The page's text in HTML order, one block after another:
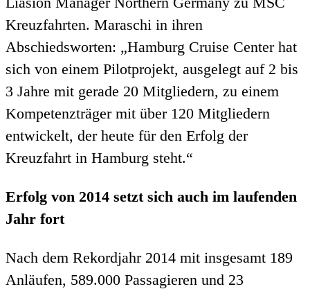
Kreuzfahrten. Maraschi in ihren
Abschiedsworten: „Hamburg Cruise Center hat
sich von einem Pilotprojekt, ausgelegt auf 2 bis
3 Jahre mit gerade 20 Mitgliedern, zu einem
Kompetenzträger mit über 120 Mitgliedern
entwickelt, der heute für den Erfolg der
Kreuzfahrt in Hamburg steht.“
Erfolg von 2014 setzt sich auch im laufenden
Jahr fort
Nach dem Rekordjahr 2014 mit insgesamt 189
Anläufen, 589.000 Passagieren und 23